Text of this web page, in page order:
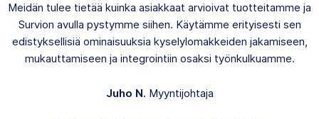
Meidän tulee tietää kuinka asiakkaat arvioivat tuotteitamme ja
Survion avulla pystymme siihen. Käytämme erityisesti sen
edistyksellisiä ominaisuuksia kyselylomakkeiden jakamiseen,
mukauttamiseen ja integrointiin osaksi työnkulkuamme.
Juho N. Myyntijohtaja